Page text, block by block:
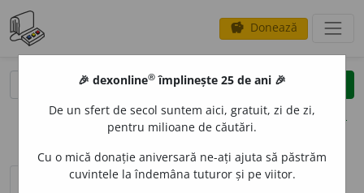
savings Donează
clear
opțiuni
definiții (1) pronunțievolume_up (35)
🎉 dexonline® împlinește 25 de ani 🎉
De un sfert de secol suntem aici, gratuit, zi de zi,
pentru milioane de căutări.
Cu o mică donație aniversară ne-ați ajuta să păstrăm
cuvintele la îndemâna tuturor și pe viitor.